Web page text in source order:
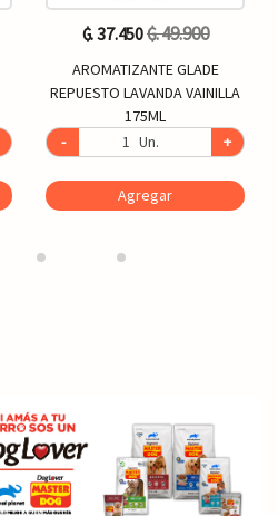
₲. 37.450₲. 49.900
AROMATIZANTE GLADE
REPUESTO LAVANDA VAINILLA
175ML
-
Un. +
Agregar